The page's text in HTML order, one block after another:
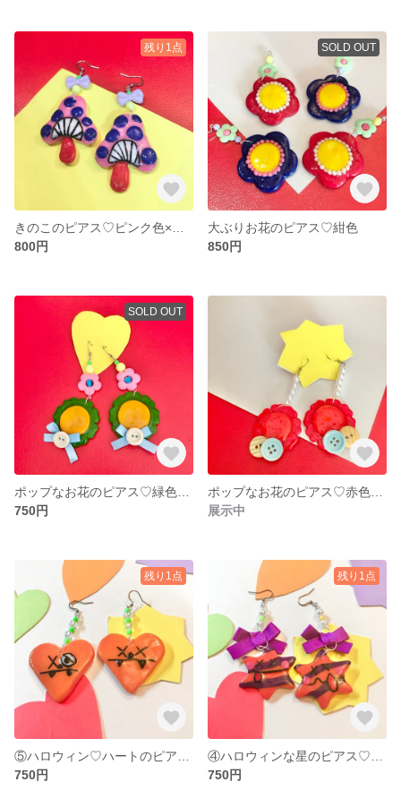
残り1点
800円
SOLD OUT
大ぶりお花のピアス♡紺色
850円
SOLD OUT
750円
展示中
残り1点
750円
残り1点
750円